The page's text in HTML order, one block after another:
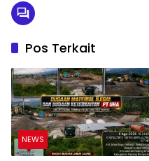
Pos Terkait
NEWS